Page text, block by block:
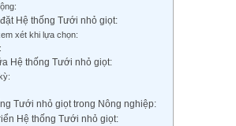
Hệ thống Tưới nhỏ giọt:
xét khi lựa chọn:
Hệ thống Tưới nhỏ giọt:
Tưới nhỏ giọt trong Nông nghiệp:
Hệ thống Tưới nhỏ giọt: